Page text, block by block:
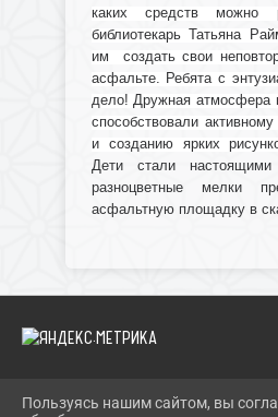
каких средств можно
библиотекарь Татьяна
им создать свои
асфальте. Ребята с
дело! Дружная атмосфера
способствовали
и созданию ярких
Дети стали настоящими
разноцветные мелки
асфальтную площадку в
2026 Г. IBRBIB.RU
Пользуясь нашим сайтом, вы